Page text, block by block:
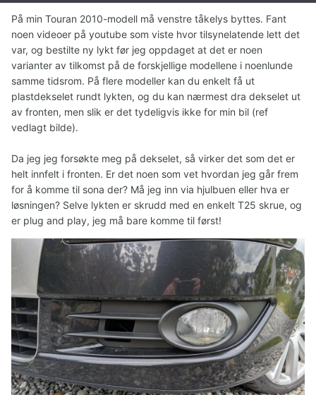
På min Touran 2010-modell må venstre tåkelys byttes. Fant
noen videoer på youtube som viste hvor tilsynelatende lett det
var, og bestilte ny lykt før jeg oppdaget at det er noen
varianter av tilkomst på de forskjellige modellene i noenlunde
samme tidsrom. På flere modeller kan du enkelt få ut
plastdekselet rundt lykten, og du kan nærmest dra dekselet ut
av fronten, men slik er det tydeligvis ikke for min bil (ref
vedlagt bilde).
Da jeg jeg forsøkte meg på dekselet, så virker det som det er
helt innfelt i fronten. Er det noen som vet hvordan jeg går frem
for å komme til sona der? Må jeg inn via hjulbuen eller hva er
løsningen? Selve lykten er skrudd med en enkelt T25 skrue, og
er plug and play, jeg må bare komme til først!